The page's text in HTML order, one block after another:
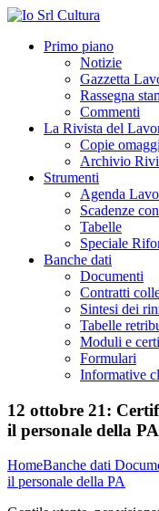
Primo piano
Notizie
Gazzetta
Rassegna
Commenti
La Rivista del
Copie
Archivio
Strumenti
Agenda
Scadenze
Tabelle
Speciale
Banche dati
Documenti
Contratti
Sintesi dei
Tabelle
Moduli e
Formulari
Informative
12 ottobre 21:
il personale della PA
HomeBanche dati
il personale della PA